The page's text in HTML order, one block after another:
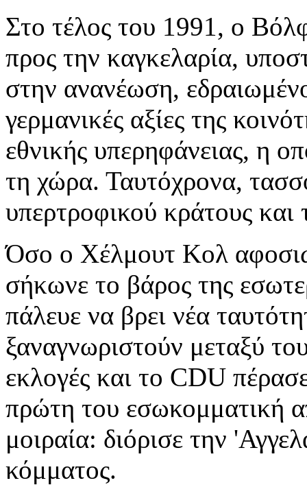
Στο τέλος του 1991, ο
προς την καγκελαρία,
στην ανανέωση,
γερμανικές αξίες της
εθνικής υπερηφάνειας, η
τη χώρα. Ταυτόχρονα,
υπερτροφικού κράτους και
Όσο ο Χέλμουτ Κολ
σήκωνε το βάρος της
πάλευε να βρει νέα
ξαναγνωριστούν μεταξύ
εκλογές και το CDU
πρώτη του εσωκομματική
μοιραία: διόρισε την
κόμματος.